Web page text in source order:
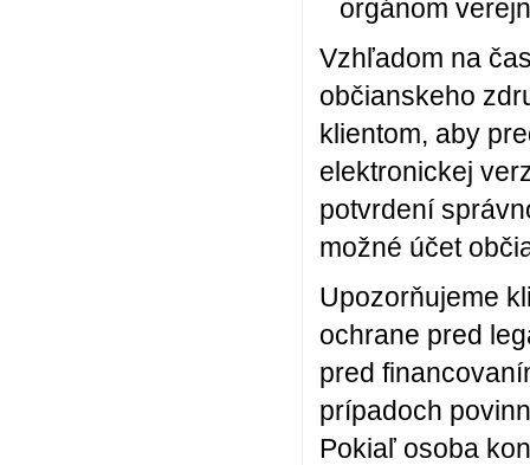
orgánom
Vzhľadom na
občianskeho
klientom, aby
elektronickej
potvrdení
možné účet
Upozorňujeme
ochrane pred
pred
prípadoch
Pokiaľ osoba